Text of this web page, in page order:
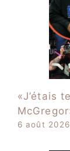
«J’étais
6 août 2026